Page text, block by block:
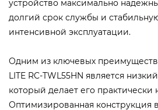
устройство максимально
долгий срок службы и
интенсивной эксплуатации.
Одним из ключевых преимуществ
LITE RC-TWL55HN является
который делает его практически
Оптимизированная конструкция